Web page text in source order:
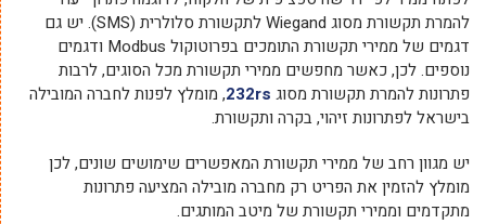
להמרת תקשורת מסוג Wiegand לתקשורת סלולרית (SMS). יש גם
דגמים של ממירי תקשורת התומכים בפרוטוקול Modbus ודגמים
נוספים. לכן, כאשר מחפשים ממירי תקשורת מכל הסוגים, לרבות
פתרונות להמרת תקשורת מסוג 232rs, מומלץ לפנות לחברה המובילה
בישראל לפתרונות זיהוי, בקרה ותקשורת.
יש מגוון רחב של ממירי תקשורת המאפשרים שימושים שונים, לכן
מומלץ להזמין את הפריט רק מחברה מובילה המציעה פתרונות
מתקדמים וממירי תקשורת של מיטב המותגים.